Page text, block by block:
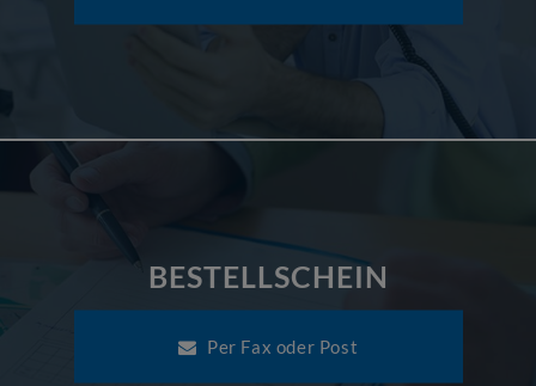
BESTELLSCHEIN
Per Fax oder Post